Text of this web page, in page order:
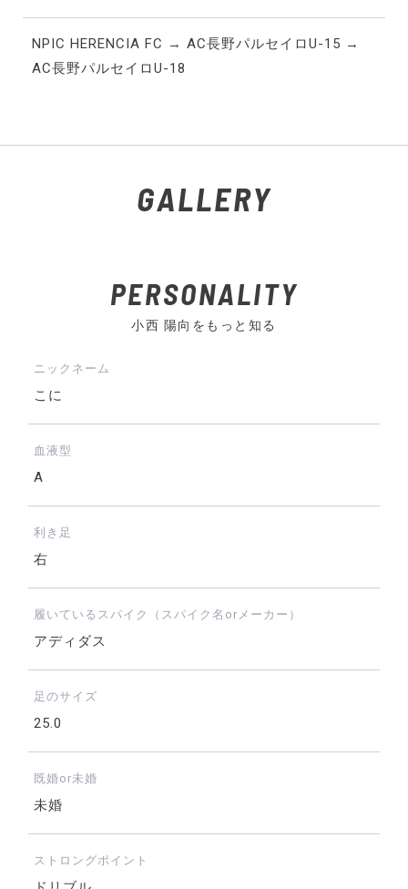
NPIC HERENCIA FC → AC長野パルセイロU-15 →
AC長野パルセイロU-18
GALLERY
PERSONALITY
小西 陽向をもっと知る
ニックネーム
こに
血液型
A
利き足
右
履いているスパイク（スパイク名orメーカー）
アディダス
足のサイズ
25.0
既婚or未婚
未婚
ストロングポイント